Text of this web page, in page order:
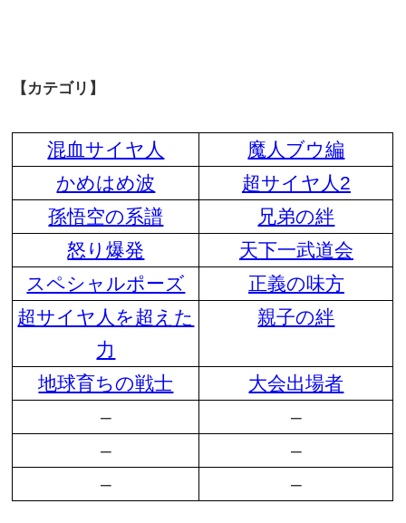
【カテゴリ】
混血サイヤ人
魔人ブウ編
かめはめ波
超サイヤ人2
孫悟空の系譜
兄弟の絆
怒り爆発
天下一武道会
スペシャルポーズ
正義の味方
超サイヤ人を超えた
力
親子の絆
地球育ちの戦士
大会出場者
–
–
–
–
–
–